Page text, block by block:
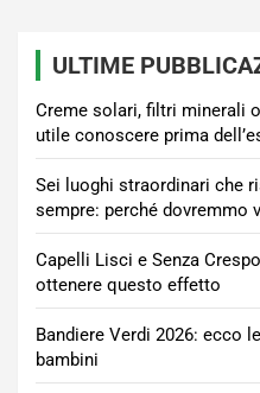
ULTIME
Creme solari, filtri minerali
utile conoscere prima
Sei luoghi straordinari che
sempre: perché dovremmo
Capelli Lisci e Senza
ottenere questo effetto
Bandiere Verdi 2026: ecco
bambini